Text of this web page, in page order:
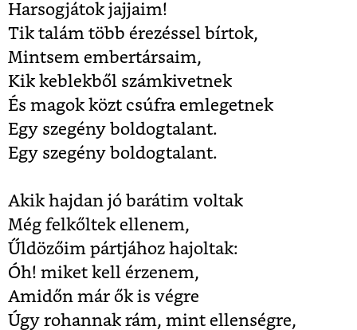
Harsogjátok jajjaim!
Tik talám több érezéssel bírtok,
Mintsem embertársaim,
Kik keblekből számkivetnek
És magok közt csúfra emlegetnek
Egy szegény boldogtalant.
Egy szegény boldogtalant.
Akik hajdan jó barátim voltak
Még felkőltek ellenem,
Űldözőim pártjához hajoltak:
Óh! miket kell érzenem,
Amidőn már ők is végre
Úgy rohannak rám, mint ellenségre,